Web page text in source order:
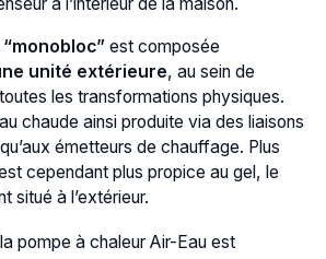
“monobloc” est composée
unité extérieure, au sein de
les transformations physiques.
chaude ainsi produite via des liaisons
émetteurs de chauffage. Plus
cependant plus propice au gel, le
situé à l’extérieur.
pompe à chaleur Air-Eau est